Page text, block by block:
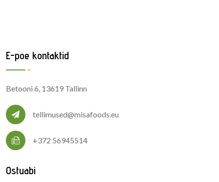
E-poe kontaktid
Betooni 6, 13619 Tallinn
tellimused@misafoods.eu
+372 56945514
Ostuabi